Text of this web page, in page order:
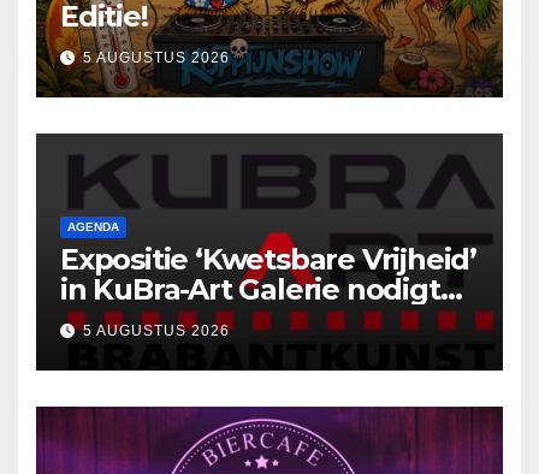
Editie!
5 AUGUSTUS 2026
AGENDA
Expositie ‘Kwetsbare Vrijheid’
in KuBra-Art Galerie nodigt
uit tot ontmoeting en
reflectie
5 AUGUSTUS 2026